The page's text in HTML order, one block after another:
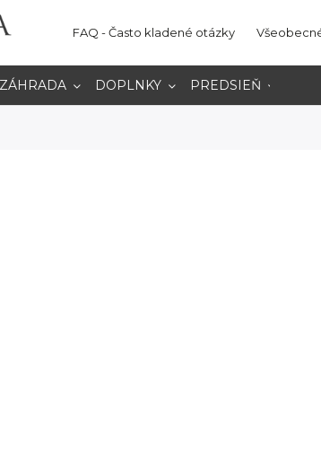
FAQ - Často kladené otázky
ZÁHRADA DOPLNKY PREDSIEŇ